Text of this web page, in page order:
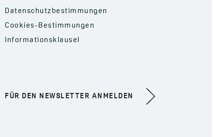
Datenschutzbestimmungen
Cookies-Bestimmungen
Informationsklausel
FÜR DEN NEWSLETTER ANMELDEN